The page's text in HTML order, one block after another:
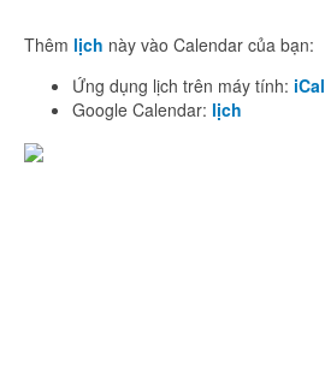
Thêm lịch này vào Calendar của bạn:
Ứng dụng lịch trên máy tính: iCal
Google Calendar: lịch